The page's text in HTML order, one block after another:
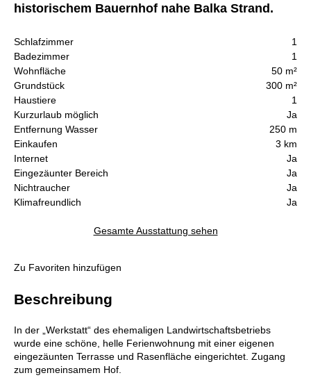
historischem Bauernhof nahe Balka Strand.
Schlafzimmer
1
Badezimmer
1
Wohnfläche
50 m²
Grundstück
300 m²
Haustiere
1
Kurzurlaub möglich
Ja
Entfernung Wasser
250 m
Einkaufen
3 km
Internet
Ja
Eingezäunter Bereich
Ja
Nichtraucher
Ja
Klimafreundlich
Ja
Gesamte Ausstattung sehen
Zu Favoriten hinzufügen
Beschreibung
In der „Werkstatt“ des ehemaligen Landwirtschaftsbetriebs
wurde eine schöne, helle Ferienwohnung mit einer eigenen
eingezäunten Terrasse und Rasenfläche eingerichtet. Zugang
zum gemeinsamem Hof.